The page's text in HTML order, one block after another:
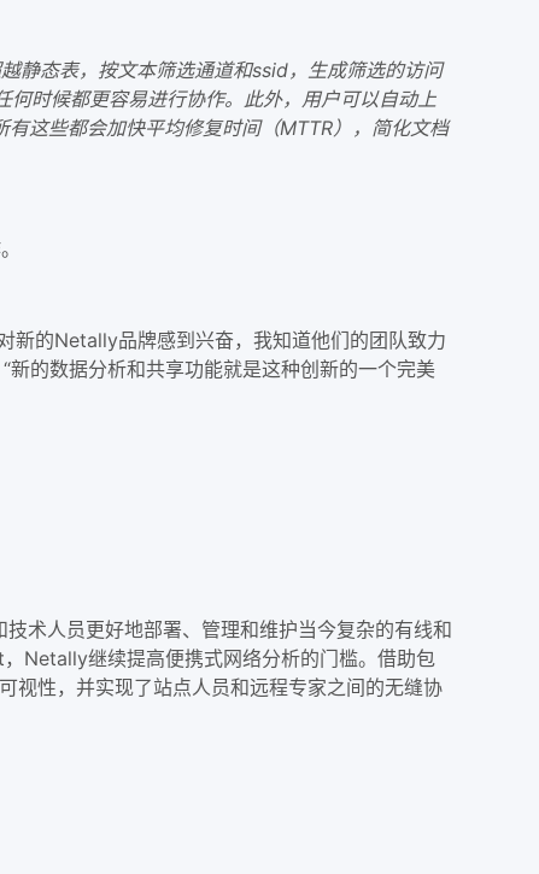
静态表，按文本筛选通道和ssid，生成筛选的访问
时候都更容易进行协作。此外，用户可以自动上
这些都会加快平均修复时间（MTTR），简化文档
新的Netally品牌感到兴奋，我知道他们的团队致力
的数据分析和共享功能就是这种创新的一个完美
术人员更好地部署、管理和维护当今复杂的有线和
Netally继续提高便携式网络分析的门槛。借助包
视性，并实现了站点人员和远程专家之间的无缝协